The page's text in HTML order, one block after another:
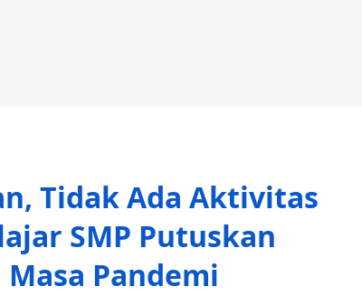
Tidak Ada Aktivitas
SMP Putuskan
Pandemi